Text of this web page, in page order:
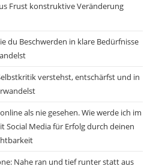
Frust konstruktive Veränderung
du Beschwerden in klare Bedürfnisse
verstehst, entschärfst und in
als nie gesehen. Wie werde ich im
Social Media für Erfolg durch deinen
Nahe ran und tief runter statt aus